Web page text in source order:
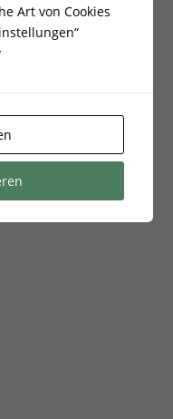
Art von Cookies